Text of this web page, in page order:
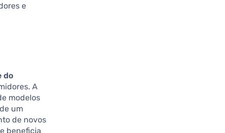
e
do
A
modelos
um
de novos
beneficia